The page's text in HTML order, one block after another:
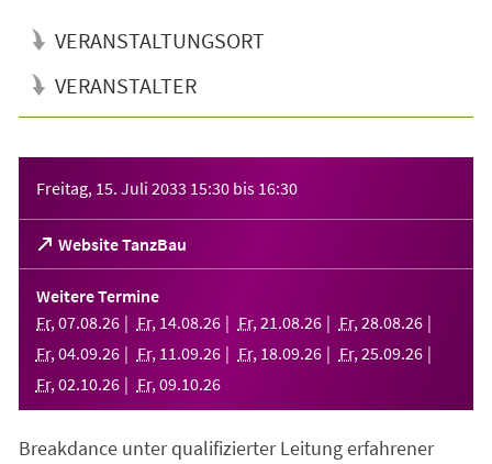
VERANSTALTUNGSORT
VERANSTALTER
Freitag, 15. Juli 2033 15:30 bis 16:30
Website TanzBau
(Öffnet
in
einem
neuen
Tab)
Weitere Termine
Fr, 07.08.26 Fr, 14.08.26 Fr, 21 .08.26 Fr, 28.08.26
Fr, 04.09.26 Fr, 11 .09.26 Fr, 18.09.26 Fr, 25.09.26
Fr, 02.10.26 Fr, 09.10.26
Breakdance unter qualifizierter Leitung erfahrener